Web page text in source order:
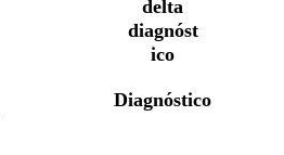
Diagnóstico